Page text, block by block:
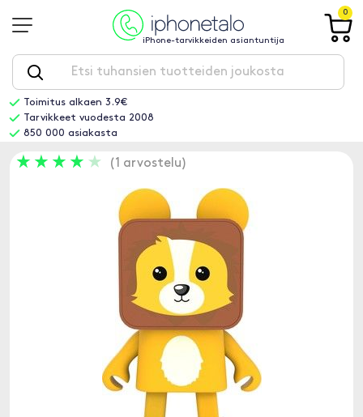
iPhone-tarvikkeiden asiantuntija
0
Toimitus alkaen 3.9€
Tarvikkeet vuodesta 2008
850 000 asiakasta
1 arvostelu